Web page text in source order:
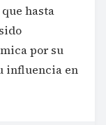
hasta
por su
influencia en